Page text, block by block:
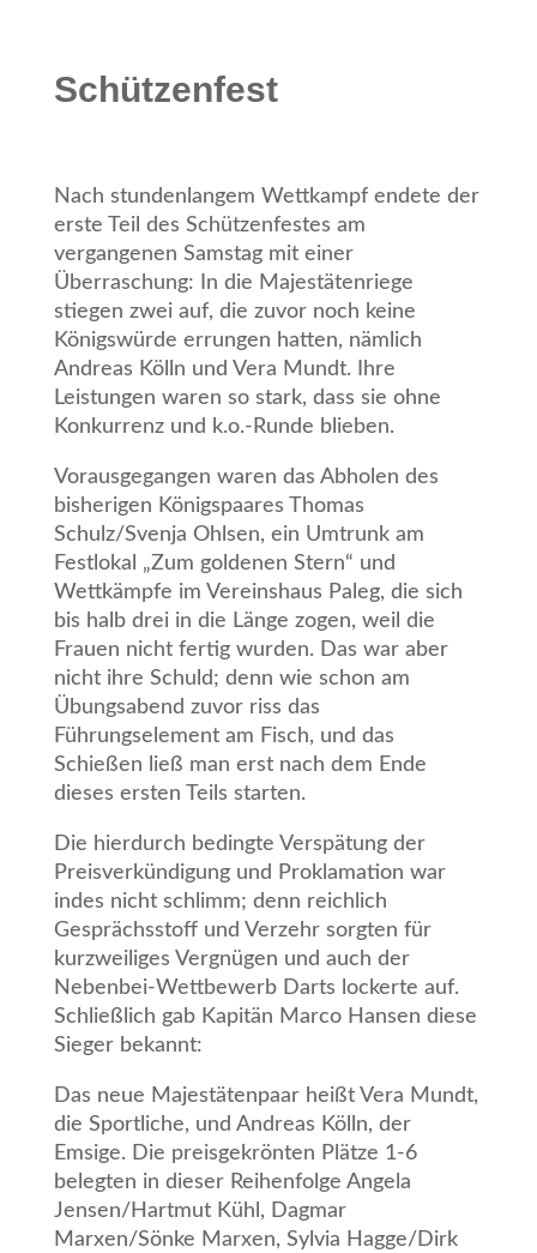
Schützenfest
Nach stundenlangem Wettkampf endete der
erste Teil des Schützenfestes am
vergangenen Samstag mit einer
Überraschung: In die Majestätenriege
stiegen zwei auf, die zuvor noch keine
Königswürde errungen hatten, nämlich
Andreas Kölln und Vera Mundt. Ihre
Leistungen waren so stark, dass sie ohne
Konkurrenz und k.o.-Runde blieben.
Vorausgegangen waren das Abholen des
bisherigen Königspaares Thomas
Schulz/Svenja Ohlsen, ein Umtrunk am
Festlokal „Zum goldenen Stern“ und
Wettkämpfe im Vereinshaus Paleg, die sich
bis halb drei in die Länge zogen, weil die
Frauen nicht fertig wurden. Das war aber
nicht ihre Schuld; denn wie schon am
Übungsabend zuvor riss das
Führungselement am Fisch, und das
Schießen ließ man erst nach dem Ende
dieses ersten Teils starten.
Die hierdurch bedingte Verspätung der
Preisverkündigung und Proklamation war
indes nicht schlimm; denn reichlich
Gesprächsstoff und Verzehr sorgten für
kurzweiliges Vergnügen und auch der
Nebenbei-Wettbewerb Darts lockerte auf.
Schließlich gab Kapitän Marco Hansen diese
Sieger bekannt:
Das neue Majestätenpaar heißt Vera Mundt,
die Sportliche, und Andreas Kölln, der
Emsige. Die preisgekrönten Plätze 1-6
belegten in dieser Reihenfolge Angela
Jensen/Hartmut Kühl, Dagmar
Marxen/Sönke Marxen, Sylvia Hagge/Dirk